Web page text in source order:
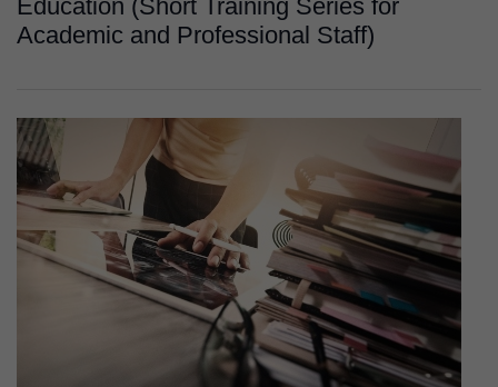
Education (Short Training Series for
Academic and Professional Staff)